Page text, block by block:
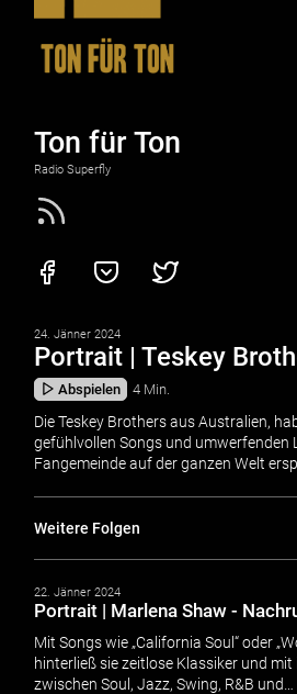
Ton für Ton
Radio Superfly
24. Jänner 2024
Portrait | Teskey
Abspielen 4 Min.
Die Teskey Brothers aus Australien,
gefühlvollen Songs und umwerfenden
Fangemeinde auf der ganzen Welt
Weitere Folgen
22. Jänner 2024
Portrait | Marlena Shaw -
Mit Songs wie „California Soul“ oder
hinterließ sie zeitlose Klassiker und
zwischen Soul, Jazz, Swing, R&B und…